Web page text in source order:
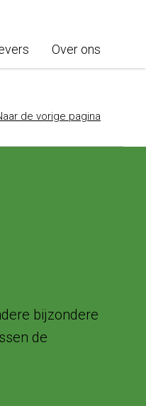
Over ons
de vorige pagina
bijzondere
de